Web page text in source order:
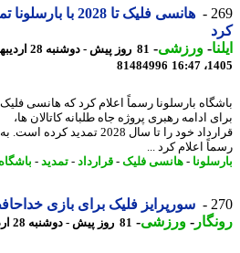
هانسی فلیک تا 2028 با بارسلونا تمدید
-ورزشی-
81 روز پیش - دوشنبه 28 اردیبهشت
81484996
بارسلونا رسماً اعلام کرد که هانسی فلیک
ادامه رهبری پروژه جاه طلبانه کاتالان ها،
قرارداد خود را تا سال 2028 تمدید
اعلام کرد ...
-هانسی فلیک-قرارداد -تمدید-باشگاه
سورپرایز فلیک برای بازی
-ورزشی-81 روز پیش - دوشنبه 28 اردیبهشت 1405، 00:02